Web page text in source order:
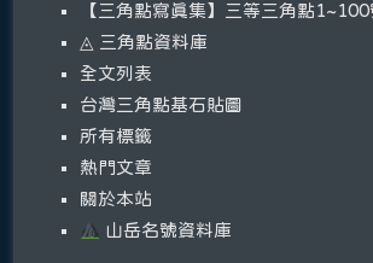
【三角點寫真集】三等三角點1~100
◬ 三角點資料庫
全文列表
台灣三角點基石貼圖
所有標籤
熱門文章
關於本站
山岳名號資料庫